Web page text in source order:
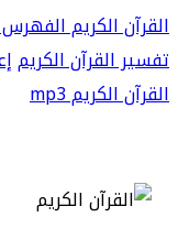
القرآن الكريم
تفسير القرآن الكريم
القرآن الكريم mp3